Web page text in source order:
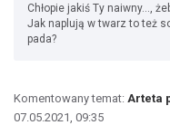
Chłopie jakiś Ty naiwny...,
Jak naplują w twarz to też
pada?
Komentowany temat: Arteta
07.05.2021, 09:35